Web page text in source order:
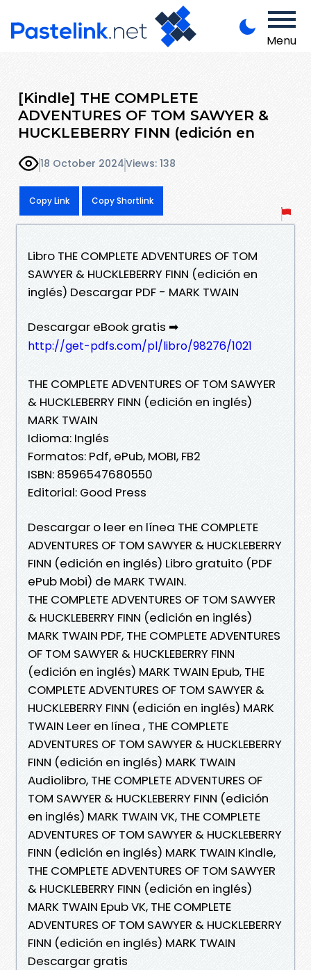
Menu
[Kindle] THE COMPLETE
ADVENTURES OF TOM SAWYER &
HUCKLEBERRY FINN (edición en
18 October 2024Views: 138
Copy Link Copy Shortlink
Libro THE COMPLETE ADVENTURES OF TOM
SAWYER & HUCKLEBERRY FINN (edición en
inglés) Descargar PDF - MARK TWAIN
Descargar eBook gratis ➡
http://get-pdfs.com/pl/libro/98276/1021
THE COMPLETE ADVENTURES OF TOM SAWYER
& HUCKLEBERRY FINN (edición en inglés)
MARK TWAIN
Idioma: Inglés
Formatos: Pdf, ePub, MOBI, FB2
ISBN: 8596547680550
Editorial: Good Press
Descargar o leer en línea THE COMPLETE
ADVENTURES OF TOM SAWYER & HUCKLEBERRY
FINN (edición en inglés) Libro gratuito (PDF
ePub Mobi) de MARK TWAIN.
THE COMPLETE ADVENTURES OF TOM SAWYER
& HUCKLEBERRY FINN (edición en inglés)
MARK TWAIN PDF, THE COMPLETE ADVENTURES
OF TOM SAWYER & HUCKLEBERRY FINN
(edición en inglés) MARK TWAIN Epub, THE
COMPLETE ADVENTURES OF TOM SAWYER &
HUCKLEBERRY FINN (edición en inglés) MARK
TWAIN Leer en línea , THE COMPLETE
ADVENTURES OF TOM SAWYER & HUCKLEBERRY
FINN (edición en inglés) MARK TWAIN
Audiolibro, THE COMPLETE ADVENTURES OF
TOM SAWYER & HUCKLEBERRY FINN (edición
en inglés) MARK TWAIN VK, THE COMPLETE
ADVENTURES OF TOM SAWYER & HUCKLEBERRY
FINN (edición en inglés) MARK TWAIN Kindle,
THE COMPLETE ADVENTURES OF TOM SAWYER
& HUCKLEBERRY FINN (edición en inglés)
MARK TWAIN Epub VK, THE COMPLETE
ADVENTURES OF TOM SAWYER & HUCKLEBERRY
FINN (edición en inglés) MARK TWAIN
Descargar gratis